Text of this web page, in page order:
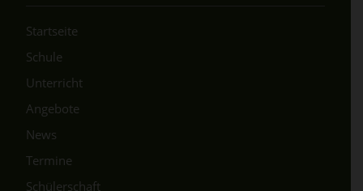
Startseite
Schule
Unterricht
Angebote
News
Termine
Schülerschaft